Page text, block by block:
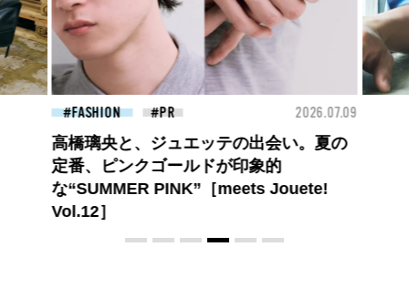
BEAUTY 2026.07.27
大胆不敵で、どこまでも自由。
BALLISTIK BOYZ 砂田将宏がまとう
COACHの新作フレグランス「コーチ ピ
ュア プラチナム パルファム」